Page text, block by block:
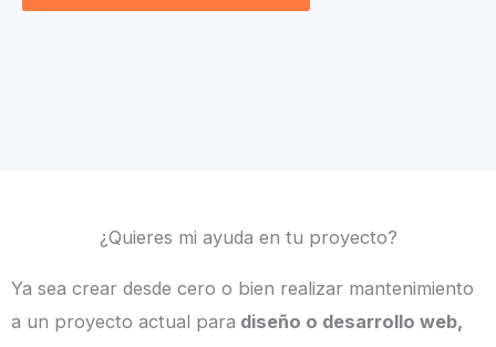
¿Quieres mi ayuda en tu proyecto?
Ya sea crear desde cero o bien realizar mantenimiento
a un proyecto actual para diseño o desarrollo web,